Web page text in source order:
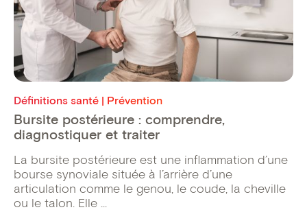
Définitions santé | Prévention
Bursite postérieure : comprendre,
diagnostiquer et traiter
La bursite postérieure est une inflammation d’une
bourse synoviale située à l’arrière d’une
articulation comme le genou, le coude, la cheville
ou le talon. Elle ...